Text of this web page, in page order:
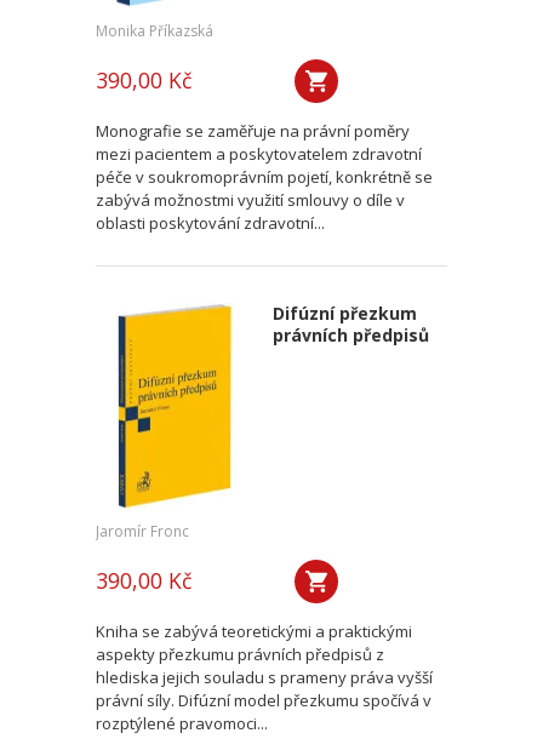
Monika Příkazská
390,00 Kč
Monografie se zaměřuje na právní poměry
mezi pacientem a poskytovatelem zdravotní
péče v soukromoprávním pojetí, konkrétně se
zabývá možnostmi využití smlouvy o díle v
oblasti poskytování zdravotní...
Difúzní přezkum
právních předpisů
Jaromír Fronc
390,00 Kč
Kniha se zabývá teoretickými a praktickými
aspekty přezkumu právních předpisů z
hlediska jejich souladu s prameny práva vyšší
právní síly. Difúzní model přezkumu spočívá v
rozptýlené pravomoci...